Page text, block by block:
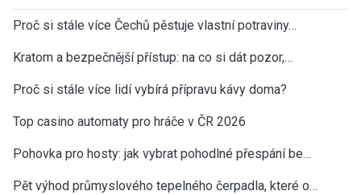
Proč si stále více Čechů pěstuje vlastní potraviny…
Kratom a bezpečnější přístup: na co si dát pozor,…
Proč si stále více lidí vybírá přípravu kávy doma?
Top casino automaty pro hráče v ČR 2026
Pohovka pro hosty: jak vybrat pohodlné přespání be…
Pět výhod průmyslového tepelného čerpadla, které o…